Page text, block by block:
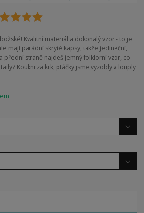
Kvalitní materiál a dokonalý vzor - to je
mají parádní skryté kapsy, takže jedineční,
přední straně najdeš jemný folklorní vzor, co
Koukni za krk, ptáčky jsme vyzobly a louply